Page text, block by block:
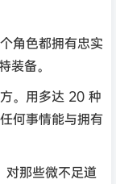
角色都拥有忠实
备。
。用多达 20 种
何事情能与拥有
那些微不足道